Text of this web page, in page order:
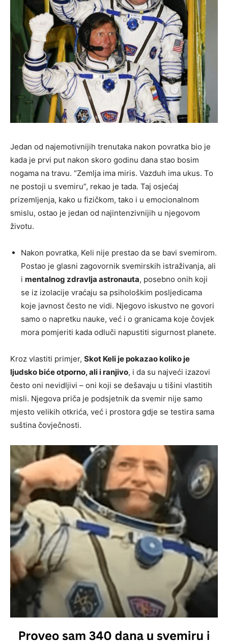
Jedan od najemotivnijih trenutaka nakon povratka bio je
kada je prvi put nakon skoro godinu dana stao bosim
nogama na travu. “Zemlja ima miris. Vazduh ima ukus. To
ne postoji u svemiru”, rekao je tada. Taj osjećaj
prizemljenja, kako u fizičkom, tako i u emocionalnom
smislu, ostao je jedan od najintenzivnijih u njegovom
životu.
Nakon povratka, Keli nije prestao da se bavi svemirom.
Postao je glasni zagovornik svemirskih istraživanja, ali
i mentalnog zdravlja astronauta, posebno onih koji
se iz izolacije vraćaju sa psihološkim posljedicama
koje javnost često ne vidi. Njegovo iskustvo ne govori
samo o napretku nauke, već i o granicama koje čovjek
mora pomjeriti kada odluči napustiti sigurnost planete.
Kroz vlastiti primjer, Skot Keli je pokazao koliko je
ljudsko biće otporno, ali i ranjivo, i da su najveći izazovi
često oni nevidljivi – oni koji se dešavaju u tišini vlastitih
misli. Njegova priča je podsjetnik da svemir nije samo
mjesto velikih otkrića, već i prostora gdje se testira sama
suština čovječnosti.